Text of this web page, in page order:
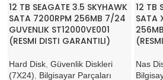
12 TB SEAGATE 3.5 SKYHAWK
SATA 7200RPM 256MB 7/24
GUVENLIK ST12000VE001
(RESMI DISTI GARANTILI)
Hard Disk Güvenlik Diskleri
(7X24)
Bilgisayar Parçaları
12 TB
SATA
Nas